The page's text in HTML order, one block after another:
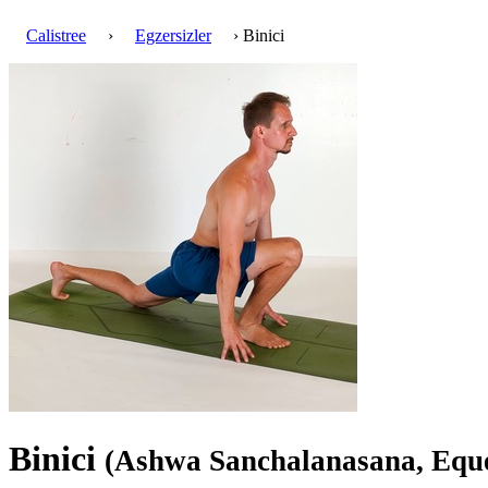
Calistree › Egzersizler › Binici
Binici (Ashwa Sanchalanasana,